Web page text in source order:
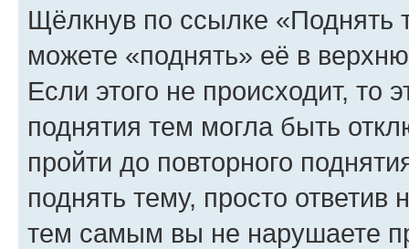
Щёлкнув по ссылке «Поднять
можете «поднять» её в
Если этого не происходит, то
поднятия тем могла быть
пройти до повторного
поднять тему, просто ответив
тем самым вы не нарушаете